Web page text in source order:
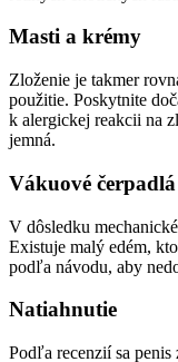
Masti a krémy
Zloženie je takmer
použitie. Poskytnite
k alergickej reakcii na
jemná.
Vákuové čerpadlá
V dôsledku
Existuje malý edém,
podľa návodu, aby
Natiahnutie
Podľa recenzií sa